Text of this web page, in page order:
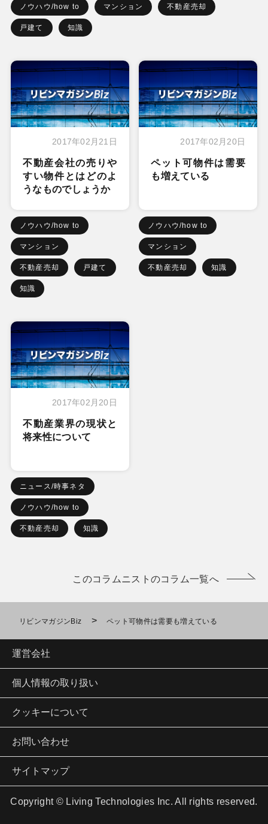
ノウハウ/how to マンション 不動産売却
戸建て 知識
2017年02月21日
不動産会社の売りや
すい物件とはどのよ
うなものでしょうか
ノウハウ/how to
マンション
不動産売却 戸建て
知識
2017年02月20日
ペット可物件は需要
も増えている
ノウハウ/how to
マンション
不動産売却 知識
2017年02月20日
不動産業界の現状と
将来性について
ニュース/時事ネタ
ノウハウ/how to
不動産売却 知識
このコラムニストのコラム一覧へ
リビンマガジンBiz > ペット可物件は需要も増えている
運営会社
個人情報の取り扱い
クッキーについて
お問い合わせ
サイトマップ
Copyright © Living Technologies Inc. All rights reserved.